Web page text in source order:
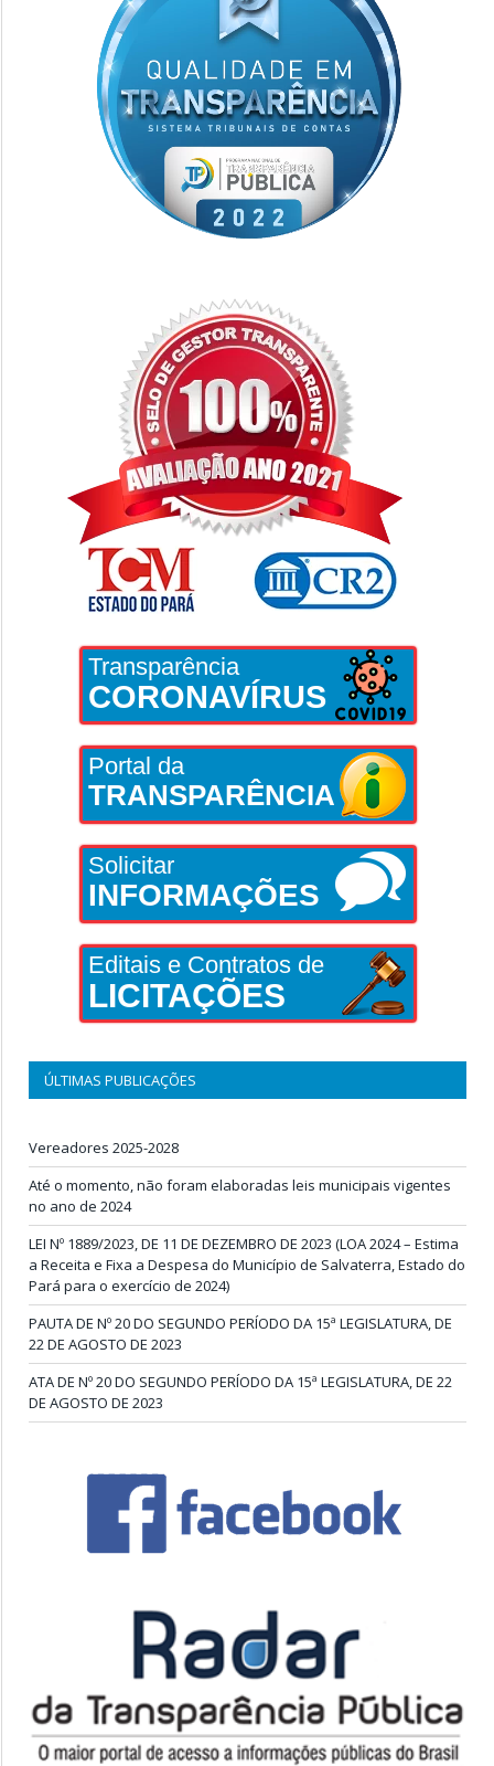
Transparência
CORONAVÍRUS
Portal da
TRANSPARÊNCIA
Solicitar
INFORMAÇÕES
Editais e Contratos de
LICITAÇÕES
ÚLTIMAS PUBLICAÇÕES
Vereadores 2025-2028
Até o momento, não foram elaboradas leis municipais vigentes
no ano de 2024
LEI Nº 1889/2023, DE 11 DE DEZEMBRO DE 2023 (LOA 2024 – Estima
a Receita e Fixa a Despesa do Município de Salvaterra, Estado do
Pará para o exercício de 2024)
PAUTA DE Nº 20 DO SEGUNDO PERÍODO DA 15ª LEGISLATURA, DE
22 DE AGOSTO DE 2023
ATA DE Nº 20 DO SEGUNDO PERÍODO DA 15ª LEGISLATURA, DE 22
DE AGOSTO DE 2023